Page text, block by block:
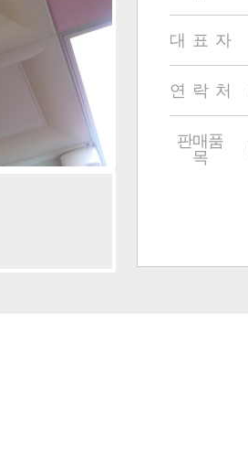
대 표 자
연 락 처
판매품
목